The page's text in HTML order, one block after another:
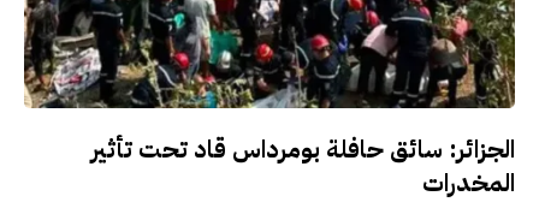
الجزائر: سائق حافلة بومرداس قاد تحت تأثير
المخدرات